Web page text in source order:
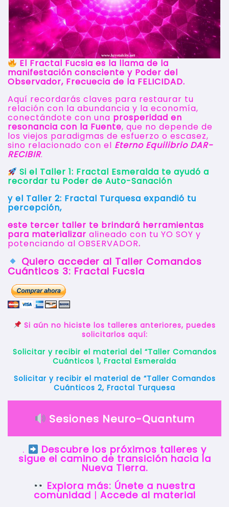
El Fractal Fucsia es la llama de la
manifestación consciente y Poder del
Observador, Frecuecia de la FELICIDAD.
Aquí recordarás claves para restaurar tu
relación con la abundancia y la economía,
conectándote con una prosperidad en
resonancia con la Fuente, que no depende de
los viejos paradigmas de esfuerzo o escasez,
sino relacionado con el Eterno Equilibrio DAR-
RECIBIR.
Si el Taller 1: Fractal Esmeralda te ayudó a
recordar tu Poder de Auto-Sanación
y el Taller 2: Fractal Turquesa expandió tu
percepción,
este tercer taller te brindará herramientas
para materializar alineado con tu YO SOY y
potenciando al OBSERVADOR.
Quiero acceder al Taller Comandos
Cuánticos 3: Fractal Fucsia
Si aún no hiciste los talleres anteriores, puedes
solicitarlos aquí:
Solicitar y recibir el material del “Taller Comandos
Cuánticos 1, Fractal Esmeralda
Solicitar y recibir el material de “Taller Comandos
Cuánticos 2, Fractal Turquesa
Sesiones Neuro-Quantum
. Descubre los próximos talleres y
sigue el camino de transición hacia la
Nueva Tierra.
Explora más: Únete a nuestra
comunidad | Accede al material